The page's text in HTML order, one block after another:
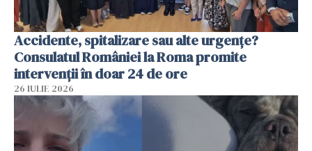
Accidente, spitalizare sau alte urgențe?
Consulatul României la Roma promite
intervenții în doar 24 de ore
26 IULIE 2026